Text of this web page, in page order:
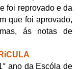
foi reprovado e da
que foi aprovado,
ás notas de
da Escóla de